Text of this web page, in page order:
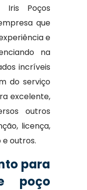
Poços
que
e
na
incríveis
do serviço
excelente,
outros
licença,
outros.
para
poço